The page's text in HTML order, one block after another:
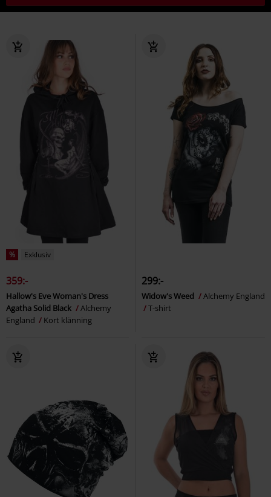
% Exklusiv
359:-
Hallow's Eve Woman's Dress
Agatha Solid Black
Alchemy
England
Kort klänning
299:-
Widow's Weed
Alchemy England
T-shirt